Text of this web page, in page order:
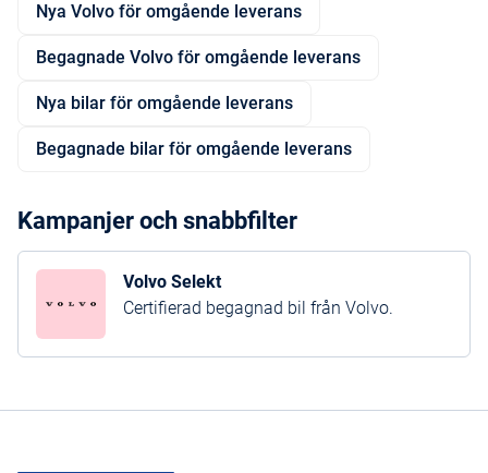
Nya Volvo för omgående leverans
Begagnade Volvo för omgående leverans
Nya bilar för omgående leverans
Begagnade bilar för omgående leverans
Kampanjer och snabbfilter
Volvo Selekt
Certifierad begagnad bil från Volvo.